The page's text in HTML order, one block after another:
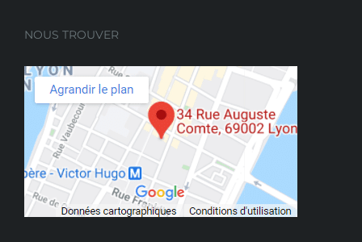
NOUS TROUVER